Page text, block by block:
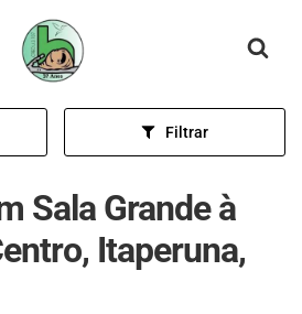
Página inicial
Filtrar
Sala Grande à
Itaperuna,